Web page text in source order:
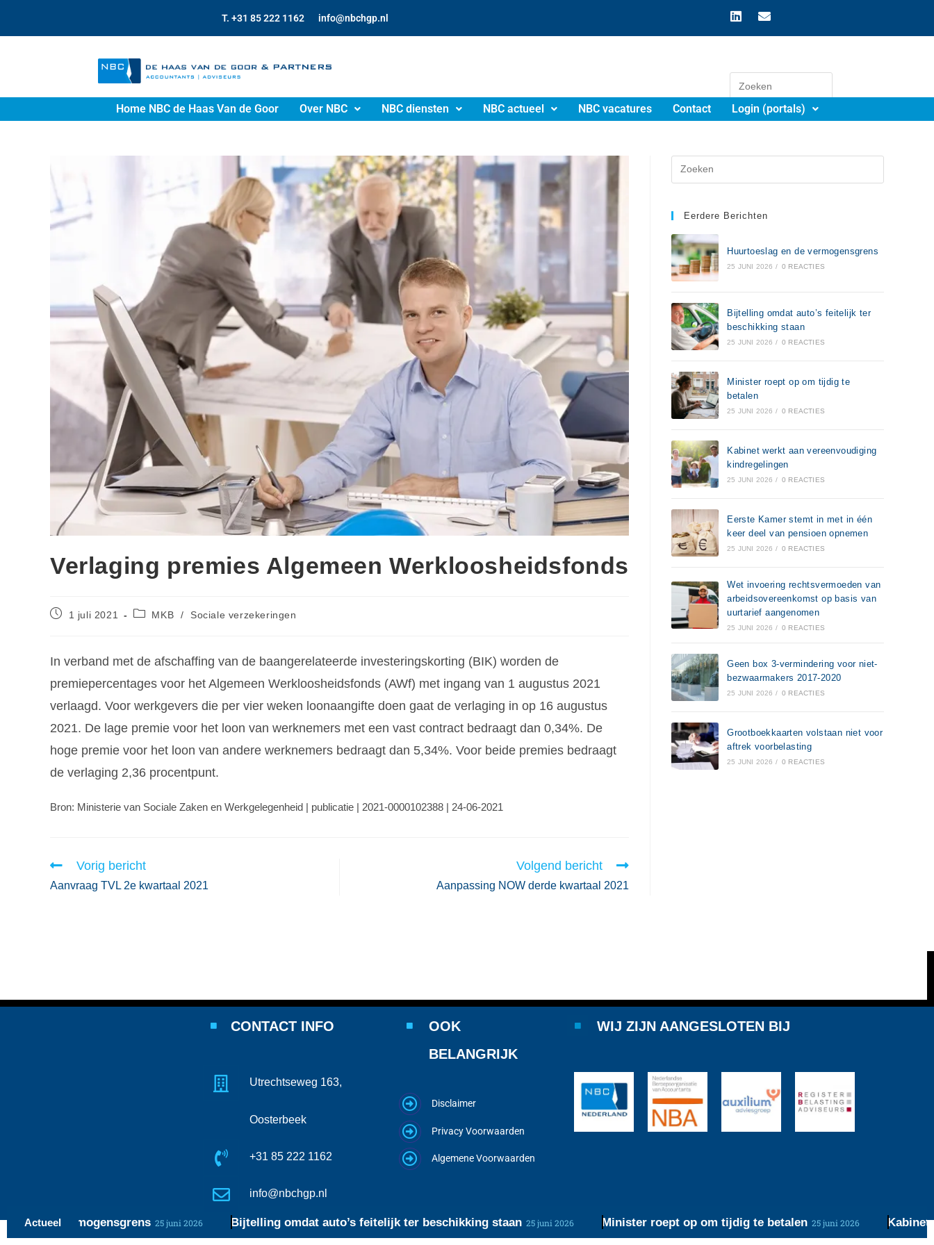
T. +31 85 222 1162 info@nbchgp.nl
Home NBC de Haas Van de Goor Over NBC NBC diensten NBC actueel NBC vacatures Contact Login (portals)
Verlaging premies Algemeen Werkloosheidsfonds
1 juli 2021 MKB / Sociale verzekeringen
In verband met de afschaffing van de baangerelateerde investeringskorting (BIK) worden de
premiepercentages voor het Algemeen Werkloosheidsfonds (AWf) met ingang van 1 augustus 2021
verlaagd. Voor werkgevers die per vier weken loonaangifte doen gaat de verlaging in op 16 augustus
2021. De lage premie voor het loon van werknemers met een vast contract bedraagt dan 0,34%. De
hoge premie voor het loon van andere werknemers bedraagt dan 5,34%. Voor beide premies bedraagt
de verlaging 2,36 procentpunt.
Bron: Ministerie van Sociale Zaken en Werkgelegenheid | publicatie | 2021-0000102388 | 24-06-2021
Vorig bericht
Aanvraag TVL 2e kwartaal 2021
Volgend bericht
Aanpassing NOW derde kwartaal 2021
Eerdere Berichten
Huurtoeslag en de vermogensgrens
25 JUNI 2026 / 0 REACTIES
Bijtelling omdat auto’s feitelijk ter
beschikking staan
25 JUNI 2026 / 0 REACTIES
Minister roept op om tijdig te
betalen
25 JUNI 2026 / 0 REACTIES
Kabinet werkt aan vereenvoudiging
kindregelingen
25 JUNI 2026 / 0 REACTIES
Eerste Kamer stemt in met in één
keer deel van pensioen opnemen
25 JUNI 2026 / 0 REACTIES
Wet invoering rechtsvermoeden van
arbeidsovereenkomst op basis van
uurtarief aangenomen
25 JUNI 2026 / 0 REACTIES
Geen box 3-vermindering voor niet-
bezwaarmakers 2017-2020
25 JUNI 2026 / 0 REACTIES
Grootboekkaarten volstaan niet voor
aftrek voorbelasting
25 JUNI 2026 / 0 REACTIES
CONTACT INFO
Utrechtseweg 163,
Oosterbeek
+31 85 222 1162
info@nbchgp.nl
OOK
BELANGRIJK
Disclaimer
Privacy Voorwaarden
Algemene Voorwaarden
WIJ ZIJN AANGESLOTEN BIJ
Actueel
de vermogensgrens 25 juni 2026 Bijtelling omdat auto’s feitelijk ter beschikking staan 25 juni 2026 Minister roept op om tijdig te betalen 25 juni 2026 Kabinet